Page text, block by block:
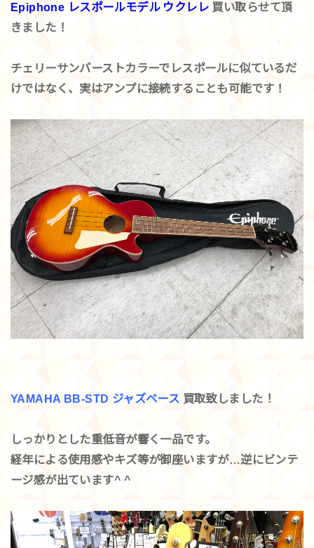
Epiphone レスポールモデル ウクレレ 買い取らせて頂
きました！
チェリーサンバーストカラーでレスポールに似ているだ
けではなく、実はアンプに接続することも可能です！
YAMAHA BB-STD ジャズベース 買取致しました！
しっかりとした重低音が響く一品です。
経年による使用感やキズ等が御座いますが…逆にビンテ
ージ感が出ています^ ^